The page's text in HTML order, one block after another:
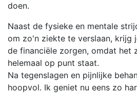
doen.
Naast de fysieke en mentale
om zo'n ziekte te verslaan, krijg
de financiële zorgen, omdat het
helemaal op punt staat.
Na tegenslagen en pijnlijke
hoopvol. Ik geniet nu eens zo